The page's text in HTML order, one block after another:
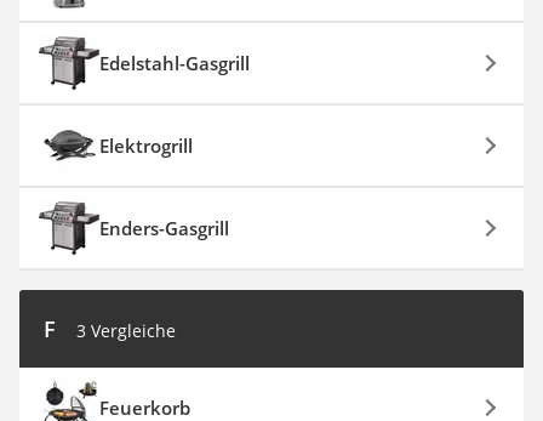
Edelstahl-Gasgrill
Elektrogrill
Enders-Gasgrill
F 3 Vergleiche
Feuerkorb